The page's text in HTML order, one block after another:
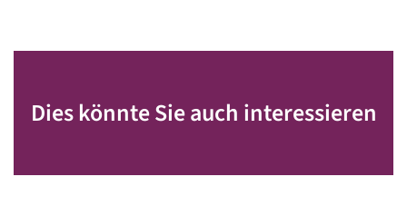
Dies könnte Sie auch interessieren